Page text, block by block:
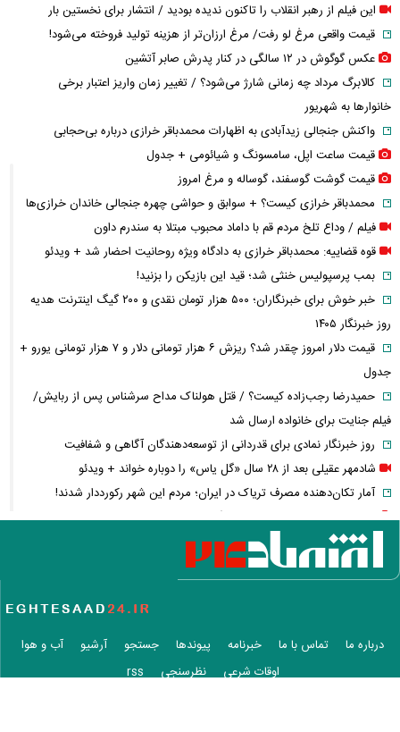
این فیلم از رهبر انقلاب را تاکنون ندیده بودید / انتشار برای نخستین بار
قیمت واقعی مرغ لو رفت/ مرغ ارزان‌تر از هزینه تولید فروخته می‌شود!
عکس گوگوش در ۱۲ سالگی در کنار پدرش صابر آتشین
کالابرگ مرداد چه زمانی شارژ می‌شود؟ / تغییر زمان واریز اعتبار برخی
خانوارها به شهریور
واکنش جنجالی زیدآبادی به اظهارات محمدباقر خرازی درباره بی‌حجابی
قیمت ساعت اپل، سامسونگ و شیائومی + جدول
قیمت گوشت گوسفند، گوساله و مرغ امروز
محمدباقر خرازی کیست؟ + سوابق و حواشی چهره جنجالی خاندان خرازی‌ها
فیلم / وداع تلخ مردم قم با داماد محبوب مبتلا به سندرم داون
قوه قضاییه: محمدباقر خرازی به دادگاه ویژه روحانیت احضار شد + ویدئو
بمب پرسپولیس خنثی شد؛ قید این بازیکن را بزنید!
خبر خوش برای خبرنگاران؛ ۵۰۰ هزار تومان نقدی و ۲۰۰ گیگ اینترنت هدیه
روز خبرنگار ۱۴۰۵
قیمت دلار امروز چقدر شد؟ ریزش ۶ هزار تومانی دلار و ۷ هزار تومانی یورو +
جدول
حمیدرضا رجب‌زاده کیست؟ / قتل هولناک مداح سرشناس پس از ربایش/
فیلم جنایت برای خانواده ارسال شد
روز خبرنگار نمادی برای قدردانی از توسعه‌دهندگان آگاهی و شفافیت
شادمهر عقیلی بعد از ۲۸ سال «گل یاس» را دوباره خواند + ویدئو
آمار تکان‌دهنده مصرف تریاک در ایران؛ مردم این شهر رکورددار شدند!
قیمت طلای ۱۸ عیار از ۱۹ میلیون گذشت
مابه‌التفاوت حقوق بازنشستگان چه زمانی واریز می‌شود؟ تأمین اجتماعی
تکلیف را روشن کرد
واردات خودرو گران‌تر شد/ جهش گواهی اسقاط و محدودیت جدید در مناطق
درباره ما تماس با ما خبرنامه پیوندها جستجو آرشیو
آب و هوا
اوقات شرعی
نظرسنجی rss